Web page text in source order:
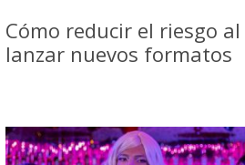
Cómo reducir el riesgo al
lanzar nuevos formatos